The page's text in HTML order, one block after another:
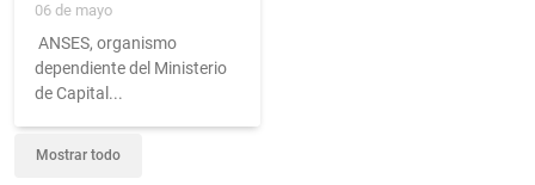
06 de mayo
ANSES, organismo
dependiente del Ministerio
de Capital...
Mostrar todo